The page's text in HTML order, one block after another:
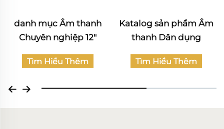
danh mục Âm thanh
Chuyên nghiệp 12"
Tìm Hiểu Thêm
Katalog sản phẩm Âm
thanh Dân dụng
Tìm Hiểu Thêm